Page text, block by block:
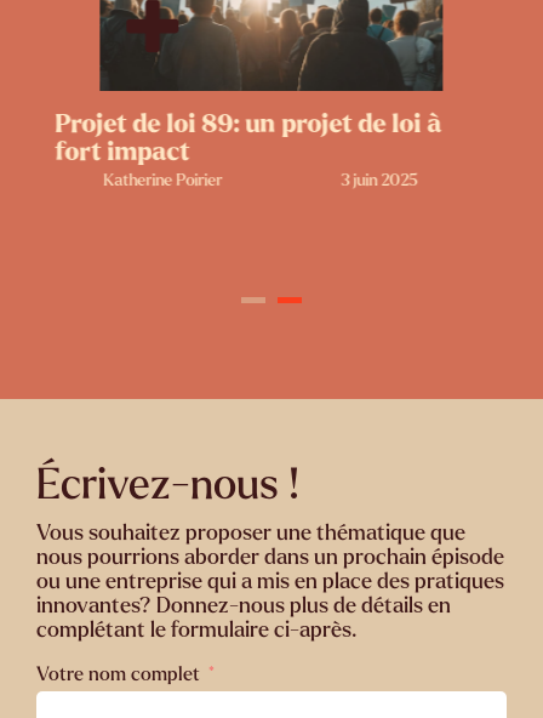
Projet de loi 89: un projet de loi à
fort impact
Katherine Poirier 3 juin 2025
Écrivez-nous !
Vous souhaitez proposer une thématique que
nous pourrions aborder dans un prochain épisode
ou une entreprise qui a mis en place des pratiques
innovantes? Donnez-nous plus de détails en
complétant le formulaire ci-après.
Votre nom complet